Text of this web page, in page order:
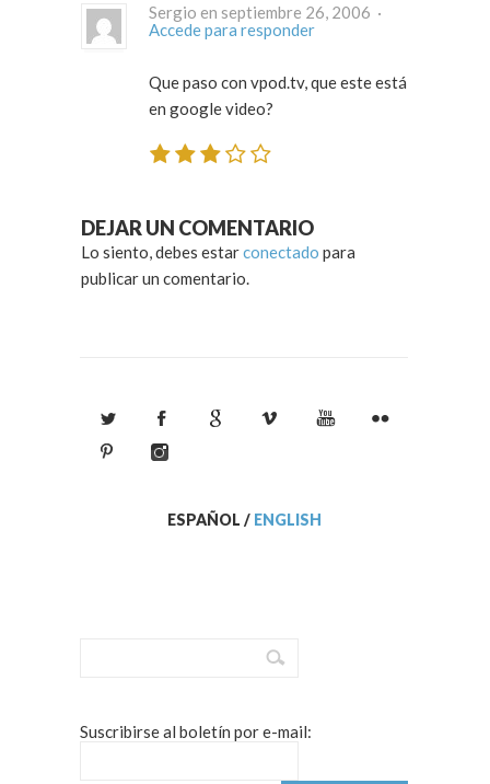
Sergio en septiembre 26, 2006 ·
Accede para responder
Que paso con vpod.tv, que este está
en google video?
DEJAR UN COMENTARIO
Lo siento, debes estarconectado para
publicar un comentario.
ESPAÑOL / ENGLISH
Suscribirse al boletín por e-mail: